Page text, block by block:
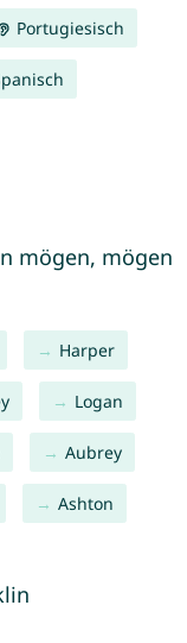
Portugiesisch
mögen, mögen
Harper
Logan
Aubrey
Ashton